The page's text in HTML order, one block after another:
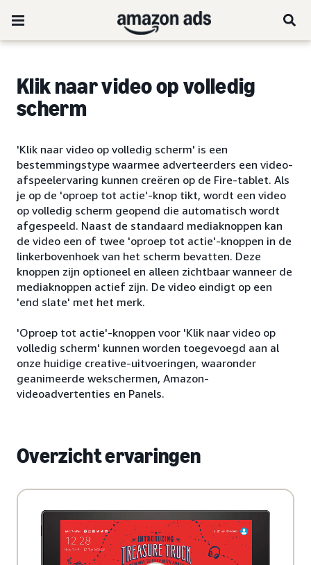
Klik naar video op volledig
scherm
'Klik naar video op volledig scherm' is een
bestemmingstype waarmee adverteerders een video-
afspeelervaring kunnen creëren op de Fire-tablet. Als
je op de 'oproep tot actie'-knop tikt, wordt een video
op volledig scherm geopend die automatisch wordt
afgespeeld. Naast de standaard mediaknoppen kan
de video een of twee 'oproep tot actie'-knoppen in de
linkerbovenhoek van het scherm bevatten. Deze
knoppen zijn optioneel en alleen zichtbaar wanneer de
mediaknoppen actief zijn. De video eindigt op een
'end slate' met het merk.
'Oproep tot actie'-knoppen voor 'Klik naar video op
volledig scherm' kunnen worden toegevoegd aan al
onze huidige creative-uitvoeringen, waaronder
geanimeerde wekschermen, Amazon-
videoadvertenties en Panels.
Overzicht ervaringen